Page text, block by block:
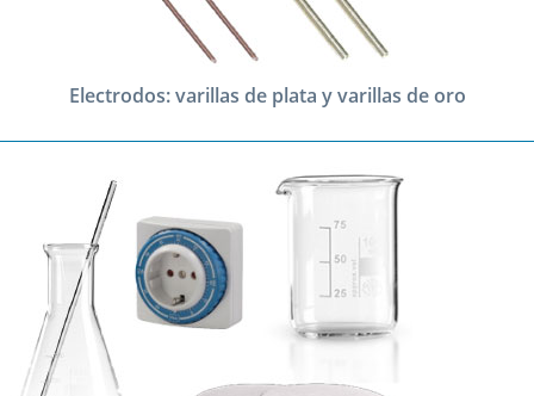
Electrodos: varillas de plata y varillas de oro